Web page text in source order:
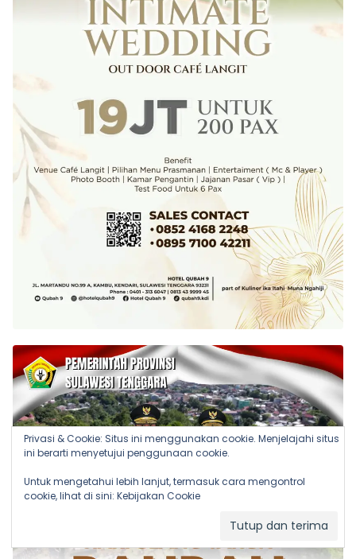
Privasi & Cookie: Situs ini menggunakan cookie. Menjelajahi situs
ini berarti menyetujui penggunaan cookie.
Untuk mengetahui lebih lanjut, termasuk cara mengontrol
cookie, lihat di sini: Kebijakan Cookie